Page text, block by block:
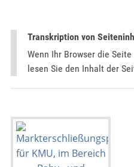
Transkription von
Wenn Ihr Browser die
lesen Sie den Inhalt der